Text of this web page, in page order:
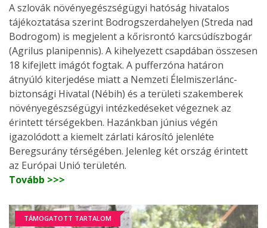
A szlovák növényegészségügyi hatóság hivatalos
tájékoztatása szerint Bodrogszerdahelyen (Streda nad
Bodrogom) is megjelent a kőrisrontó karcsúdíszbogár
(Agrilus planipennis). A kihelyezett csapdában összesen
18 kifejlett imágót fogtak. A pufferzóna határon
átnyúló kiterjedése miatt a Nemzeti Élelmiszerlánc-
biztonsági Hivatal (Nébih) és a területi szakemberek
növényegészségügyi intézkedéseket végeznek az
érintett térségekben. Hazánkban június végén
igazolódott a kiemelt zárlati károsító jelenléte
Beregsurány térségében. Jelenleg két ország érintett
az Európai Unió területén.
Tovább >>>
TÁMOGATOTT TARTALOM